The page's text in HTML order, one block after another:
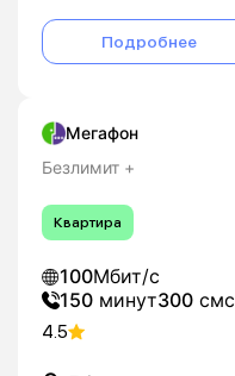
Подробнее
Мегафон
Безлимит +
Квартира
100Мбит/с
150 минут300 смс
4.5